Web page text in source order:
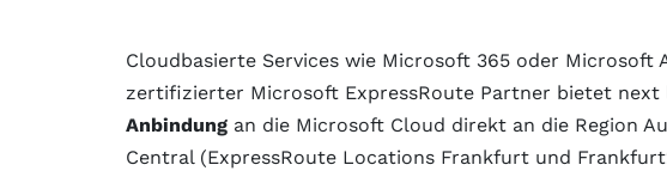
Cloudbasierte Services wie Microsoft 365 oder Microsoft
zertifizierter Microsoft ExpressRoute Partner bietet next
Anbindung an die Microsoft Cloud direkt an die Region
Central (ExpressRoute Locations Frankfurt und